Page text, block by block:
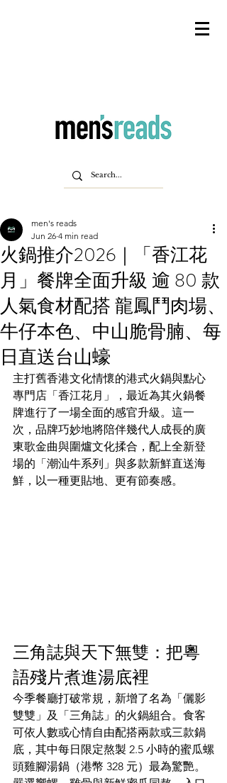
火鍋推介2026｜「香江花
月」餐牌全面升級 逾 80 款
人氣食材配搭 龍鳳鬥肉場、
牛仔本色、中山脆骨腩、每
日直送台山蠔
men's reads
Jun 26 4 min read
主打舊香港文化情懷的港式火鍋與點心
專門店「香江花月」，最近為其火鍋餐
牌進行了一場全面的感官升級。這一
次，品牌巧妙地將陪伴幾代人成長的廣
東歌金曲與圍爐文化揉合，配上全新登
場的「潮汕牛系列」與多款新鮮直送海
鮮，以一種更貼地、更有節奏感。
三角誌與天下無雙：把粵
語殘片煮進湯底裡
今季餐廳打破常規，新增了名為「儷影
雙雙」及「三角誌」的火鍋組合。食客
可依人數或心情自由配搭兩款或三款鍋
底，其中每日限定熬製 2.5 小時的蜜瓜螺
頭雞腳湯鍋（港幣 328 元）最為驚艷。